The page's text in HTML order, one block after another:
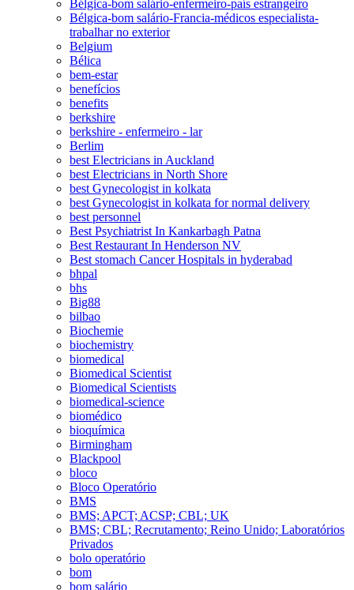
Bélgica-bom salário-enfermeiro-país estrangeiro
Bélgica-bom salário-Francia-médicos especialista-
trabalhar no exterior
Belgium
Bélica
bem-estar
benefícios
benefits
berkshire
berkshire - enfermeiro - lar
Berlim
best Electricians in Auckland
best Electricians in North Shore
best Gynecologist in kolkata
best Gynecologist in kolkata for normal delivery
best personnel
Best Psychiatrist In Kankarbagh Patna
Best Restaurant In Henderson NV
Best stomach Cancer Hospitals in hyderabad
bhpal
bhs
Big88
bilbao
Biochemie
biochemistry
biomedical
Biomedical Scientist
Biomedical Scientists
biomedical-science
biomédico
bioquímica
Birmingham
Blackpool
bloco
Bloco Operatório
BMS
BMS; APCT; ACSP; CBL; UK
BMS; CBL; Recrutamento; Reino Unido; Laboratórios
Privados
bolo operatório
bom
bom salário